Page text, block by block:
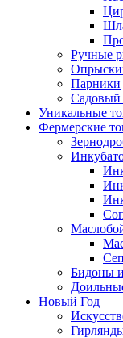
Ручные
Парники
Садовый
Уникальные
Фермерские
Бидоны
Новый Год